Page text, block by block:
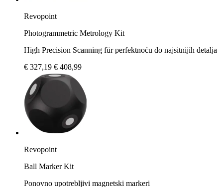
Revopoint
Photogrammetric Metrology Kit
High Precision Scanning für perfektnoću do najsitnijih detalja
€ 327,19 € 408,99
Revopoint
Ball Marker Kit
Ponovno upotrebljivi magnetski markeri